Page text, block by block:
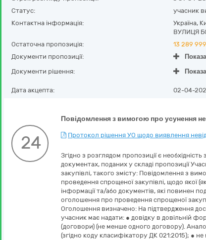
Статус:
учасник
Контактна інформація:
Україна,
ВУЛИЦЯ
Остаточна пропозиція:
13 289
Документи пропозиції:
Документи рішення:
Дата акцепта: 02-04-
Повідомлення з вимогою про усунення
24 Протокол рішення УО щодо виявлення
Згідно з розглядом пропозиції є
документах, поданих у складі пропозиції
закупівлі, такого змісту: Повідомлення з
проведення спрощеної закупівлі, щодо якої
інформації та/або документів, які повинен
оголошення про проведення спрощеної
Оголошення визначено: На підтвердження
учасник має надати: ● довідку в довільній
(договори) (не менше одного договору).
(згідно коду класифікатору ДК 021:2015); ●